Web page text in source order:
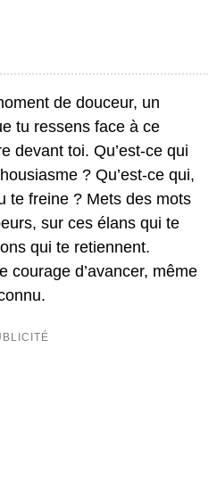
de douceur, un
tu ressens face à ce
devant toi. Qu’est-ce qui
? Qu’est-ce qui,
te freine ? Mets des mots
sur ces élans qui te
qui te retiennent.
courage d’avancer, même